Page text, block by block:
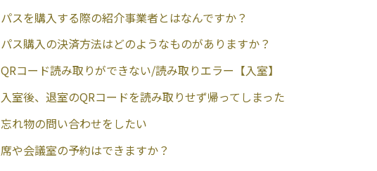
パスを購入する際の紹介事業者とはなんですか？
パス購入の決済方法はどのようなものがありますか？
QRコード読み取りができない/読み取りエラー【入室】
入室後、退室のQRコードを読み取りせず帰ってしまった
忘れ物の問い合わせをしたい
席や会議室の予約はできますか？